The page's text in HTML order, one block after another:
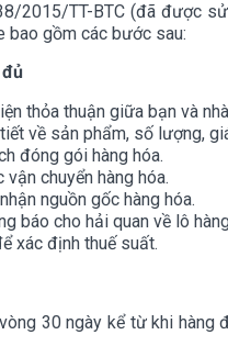
2015/TT-BTC (đã được
bao gồm các bước sau:
đủ
thỏa thuận giữa bạn và
về sản phẩm, số lượng,
đóng gói hàng hóa.
chuyển hàng hóa.
nguồn gốc hàng hóa.
báo cho hải quan về lô
xác định thuế suất.
30 ngày kể từ khi hàng